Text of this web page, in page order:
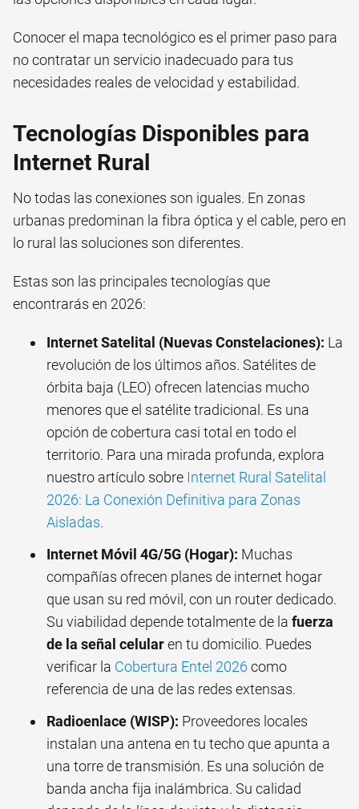
Conocer el mapa tecnológico es el primer paso para
no contratar un servicio inadecuado para tus
necesidades reales de velocidad y estabilidad.
Tecnologías Disponibles para
Internet Rural
No todas las conexiones son iguales. En zonas
urbanas predominan la fibra óptica y el cable, pero en
lo rural las soluciones son diferentes.
Estas son las principales tecnologías que
encontrarás en 2026:
Internet Satelital (Nuevas Constelaciones): La
revolución de los últimos años. Satélites de
órbita baja (LEO) ofrecen latencias mucho
menores que el satélite tradicional. Es una
opción de cobertura casi total en todo el
territorio. Para una mirada profunda, explora
nuestro artículo sobre Internet Rural Satelital
2026: La Conexión Definitiva para Zonas
Aisladas.
Internet Móvil 4G/5G (Hogar): Muchas
compañías ofrecen planes de internet hogar
que usan su red móvil, con un router dedicado.
Su viabilidad depende totalmente de la fuerza
de la señal celularen tu domicilio. Puedes
verificar la Cobertura Entel 2026 como
referencia de una de las redes extensas.
Radioenlace (WISP): Proveedores locales
instalan una antena en tu techo que apunta a
una torre de transmisión. Es una solución de
banda ancha fija inalámbrica. Su calidad